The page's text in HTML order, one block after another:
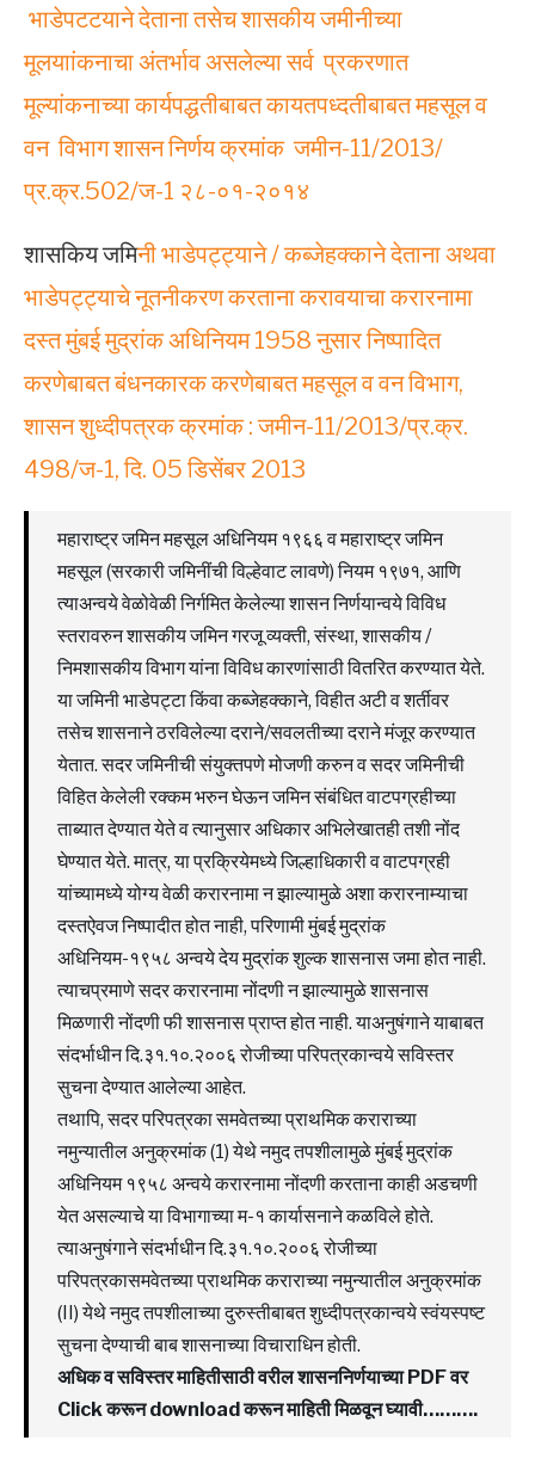
भाडेपटटयाने देताना तसेच शासकीय जमीनीच्या
मूलयाांकनाचा अंतर्भाव असलेल्या सर्व प्रकरणात
मूल्यांकनाच्या कार्यपद्धतीबाबत कायतपध्दतीबाबत महसूल व
वन विभाग शासन निर्णय क्रमांक जमीन-11/2013/
प्र.क्र.502/ज-1 २८-०१-२०१४
शासकिय जमिनी भाडेपट्ट्याने / कब्जेहक्काने देताना अथवा
भाडेपट्ट्याचे नूतनीकरण करताना करावयाचा करारनामा
दस्त मुंबई मुद्रांक अधिनियम 1958 नुसार निष्पादित
करणेबाबत बंधनकारक करणेबाबत महसूल व वन विभाग,
शासन शुध्दीपत्रक क्रमांक : जमीन-11/2013/प्र.क्र.
498/ज-1, दि. 05 डिसेंबर 2013
महाराष्ट्र जमिन महसूल अधिनियम १९६६ व महाराष्ट्र जमिन
महसूल (सरकारी जमिनींची विल्हेवाट लावणे) नियम १९७१, आणि
त्याअन्वये वेळोवेळी निर्गमित केलेल्या शासन निर्णयान्वये विविध
स्तरावरुन शासकीय जमिन गरजू व्यक्ती, संस्था, शासकीय /
निमशासकीय विभाग यांना विविध कारणांसाठी वितरित करण्यात येते.
या जमिनी भाडेपट्टा किंवा कब्जेहक्काने, विहीत अटी व शर्तीवर
तसेच शासनाने ठरविलेल्या दराने/सवलतीच्या दराने मंजूर करण्यात
येतात. सदर जमिनीची संयुक्तपणे मोजणी करुन व सदर जमिनीची
विहित केलेली रक्कम भरुन घेऊन जमिन संबंधित वाटपग्रहीच्या
ताब्यात देण्यात येते व त्यानुसार अधिकार अभिलेखातही तशी नोंद
घेण्यात येते. मात्र, या प्रक्रियेमध्ये जिल्हाधिकारी व वाटपग्रही
यांच्यामध्ये योग्य वेळी करारनामा न झाल्यामुळे अशा करारनाम्याचा
दस्तऐवज निष्पादीत होत नाही, परिणामी मुंबई मुद्रांक
अधिनियम-१९५८ अन्वये देय मुद्रांक शुल्क शासनास जमा होत नाही.
त्याचप्रमाणे सदर करारनामा नोंदणी न झाल्यामुळे शासनास
मिळणारी नोंदणी फी शासनास प्राप्त होत नाही. याअनुषंगाने याबाबत
संदर्भाधीन दि.३१.१०.२००६ रोजीच्या परिपत्रकान्वये सविस्तर
सुचना देण्यात आलेल्या आहेत.
तथापि, सदर परिपत्रका समवेतच्या प्राथमिक कराराच्या
नमुन्यातील अनुक्रमांक (1) येथे नमुद तपशीलामुळे मुंबई मुद्रांक
अधिनियम १९५८ अन्वये करारनामा नोंदणी करताना काही अडचणी
येत असल्याचे या विभागाच्या म-१ कार्यासनाने कळविले होते.
त्याअनुषंगाने संदर्भाधीन दि.३१.१०.२००६ रोजीच्या
परिपत्रकासमवेतच्या प्राथमिक कराराच्या नमुन्यातील अनुक्रमांक
(II) येथे नमुद तपशीलाच्या दुरुस्तीबाबत शुध्दीपत्रकान्वये स्वंयस्पष्ट
सुचना देण्याची बाब शासनाच्या विचाराधिन होती.
अधिक व सविस्तर माहितीसाठी वरील शासननिर्णयाच्या PDF वर
Click करून download करून माहिती मिळवून घ्यावी……….